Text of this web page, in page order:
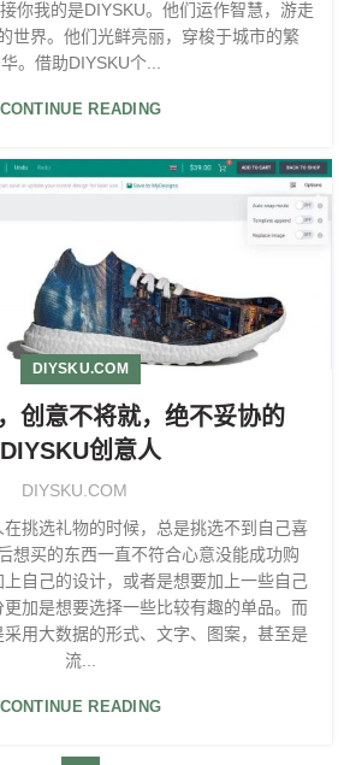
你我的是DIYSKU。他们运作智慧，游走
世界。他们光鲜亮丽，穿梭于城市的繁
华。借助DIYSKU个...
CONTINUE READING
DIYSKU.COM
创意不将就，绝不妥协的
DIYSKU创意人
DIYSKU.COM
挑选礼物的时候，总是挑选不到自己喜
想买的东西一直不符合心意没能成功购
自己的设计，或者是想要加上一些自己
加是想要选择一些比较有趣的单品。而
用大数据的形式、文字、图案，甚至是
流...
CONTINUE READING